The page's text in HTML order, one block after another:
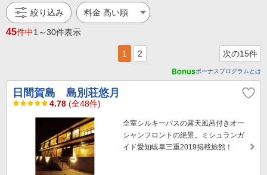
絞り込み
45件中1～30件表示
1 2 次の15件
ボーナスプログラムとは
日間賀島 島別荘悠月
4.78 (全48件)
全室シルキーバスの露天風呂付きオー
シャンフロントの絶景。ミシュランガ
イド愛知岐阜三重2019掲載旅館！